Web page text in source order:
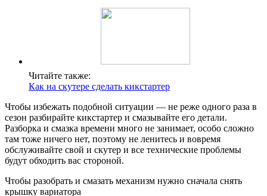
Читайте также:
Как на скутере сделать кикстартер
Чтобы избежать подобной ситуации — не реже одного раза в
сезон разбирайте кикстартер и смазывайте его детали.
Разборка и смазка времени много не занимает, особо сложно
там тоже ничего нет, поэтому не ленитесь и вовремя
обслуживайте свой и скутер и все технические проблемы
будут обходить вас стороной.
Чтобы разобрать и смазать механизм нужно сначала снять
крышку вариатора